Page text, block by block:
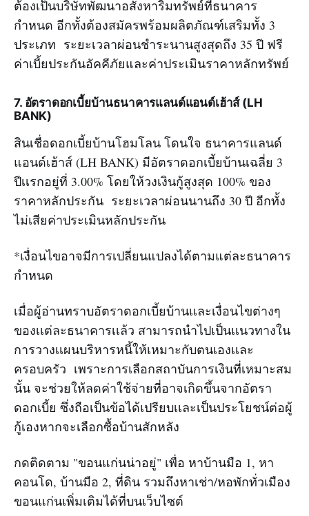
ต้องเป็นบริษัทพัฒนาอสังหาริมทรัพย์ที่ธนาคาร
กำหนด อีกทั้งต้องสมัครพร้อมผลิตภัณฑ์เสริมทั้ง 3
ประเภท ระยะเวลาผ่อนชำระนานสูงสุดถึง 35 ปี ฟรี
ค่าเบี้ยประกันอัคคีภัยและค่าประเมินราคาหลักทรัพย์
7. อัตราดอกเบี้ยบ้านธนาคารแลนด์แอนด์เฮ้าส์ (LH
BANK)
สินเชื่อดอกเบี้ยบ้านโฮมโลน โดนใจ ธนาคารแลนด์
แอนด์เฮ้าส์ (LH BANK) มีอัตราดอกเบี้ยบ้านเฉลี่ย 3
ปีเเรกอยู่ที่ 3.00% โดยให้วงเงินกู้สูงสุด 100% ของ
ราคาหลักประกัน ระยะเวลาผ่อนนานถึง 30 ปี อีกทั้ง
ไม่เสียค่าประเมินหลักประกัน
*เงื่อนไขอาจมีการเปลี่ยนแปลงได้ตามแต่ละธนาคาร
กำหนด
เมื่อผู้อ่านทราบอัตราดอกเบี้ยบ้านเเละเงื่อนไขต่างๆ
ของเเต่ละธนาคารเเล้ว สามารถนำไปเป็นเเนวทางใน
การวางเเผนบริหารหนี้ให้เหมาะกับตนเองเเละ
ครอบครัว เพราะการเลือกสถาบันการเงินที่เหมาะสม
นั้น จะช่วยให้ลดค่าใช้จ่ายที่อาจเกิดขึ้นจากอัตรา
ดอกเบี้ย ซึ่งถือเป็นข้อได้เปรียบเเละเป็นประโยชน์ต่อผู้
กู้เองหากจะเลือกซื้อบ้านสักหลัง
กดติดตาม "ขอนแก่นน่าอยู่" เพื่อ หาบ้านมือ 1, หา
คอนโด, บ้านมือ 2, ที่ดิน รวมถึงหาเช่า/หอพักทั่วเมือง
ขอนแก่นเพิ่มเติมได้ที่บนเว็บไซต์